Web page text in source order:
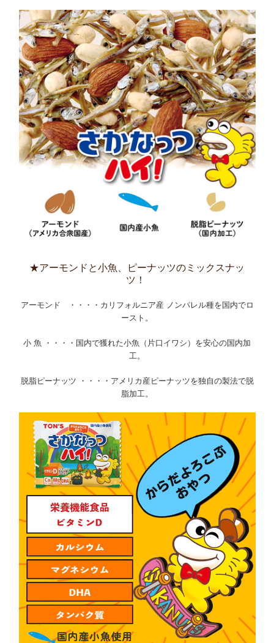
★アーモンドと小魚、ピーナッツのミックスナッ
ツ ！
アーモンド ・・・・カリフォルニア産 ノンパレル種を国内でロ
ースト。
小 魚 ・・・・国内で獲れた小魚（片口イワシ）を安心の国内加
工。
脱脂ピーナッツ ・・・・アメリカ産ピーナッツを独自の製法で脱
脂加工。